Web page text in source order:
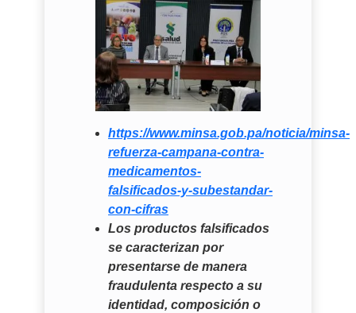
https://www.minsa.gob.pa/noticia/minsa-
refuerza-campana-contra-
medicamentos-
falsificados-y-subestandar-
con-cifras
Los productos falsificados
se caracterizan por
presentarse de manera
fraudulenta respecto a su
identidad, composición o